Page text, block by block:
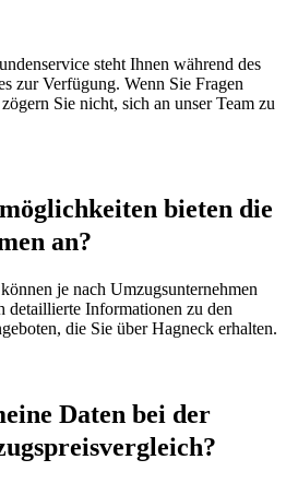
steht Ihnen während des
zur Verfügung. Wenn Sie Fragen
Sie nicht, sich an unser Team zu
bieten die
an?
je nach Umzugsunternehmen
detaillierte Informationen zu den
die Sie über Hagneck erhalten.
Daten bei der